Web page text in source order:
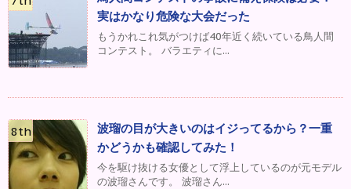
実はかなり危険な大会だった
もうかれこれ気がつけば40年近く続いている鳥人間
コンテスト。 バラエティに...
波瑠の目が大きいのはイジってるから？一重
かどうかも確認してみた！
今を駆け抜ける女優として浮上しているのが元モデル
の波瑠さんです。 波瑠さん...